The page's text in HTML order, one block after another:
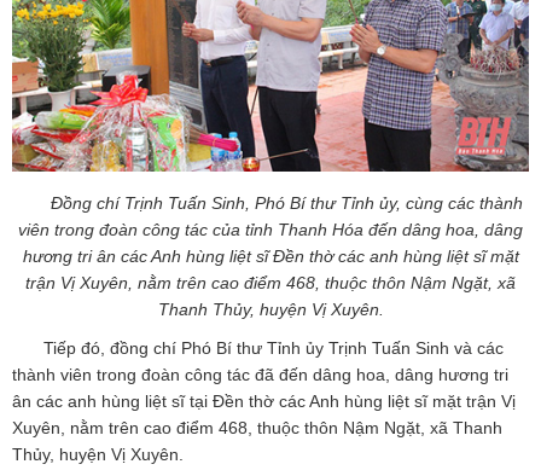
Đồng chí Trịnh Tuấn Sinh, Phó Bí thư Tỉnh ủy, cùng các thành
viên trong đoàn công tác của tỉnh Thanh Hóa đến dâng hoa, dâng
hương tri ân các Anh hùng liệt sĩ Đền thờ các anh hùng liệt sĩ mặt
trận Vị Xuyên, nằm trên cao điểm 468, thuộc thôn Nậm Ngặt, xã
Thanh Thủy, huyện Vị Xuyên.
Tiếp đó, đồng chí Phó Bí thư Tỉnh ủy Trịnh Tuấn Sinh và các
thành viên trong đoàn công tác đã đến dâng hoa, dâng hương tri
ân các anh hùng liệt sĩ tại Đền thờ các Anh hùng liệt sĩ mặt trận Vị
Xuyên, nằm trên cao điểm 468, thuộc thôn Nậm Ngặt, xã Thanh
Thủy, huyện Vị Xuyên.